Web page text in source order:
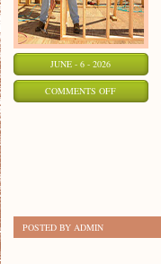
JUNE - 6 - 2026
COMMENTS OFFON
POSTED BY ADMIN